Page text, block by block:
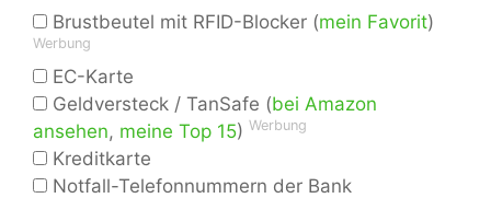
Brustbeutel mit RFID-Blocker (mein Favorit)
Werbung
EC-Karte
Geldversteck / TanSafe (bei Amazon
ansehen, meine Top 15) Werbung
Kreditkarte
Notfall-Telefonnummern der Bank